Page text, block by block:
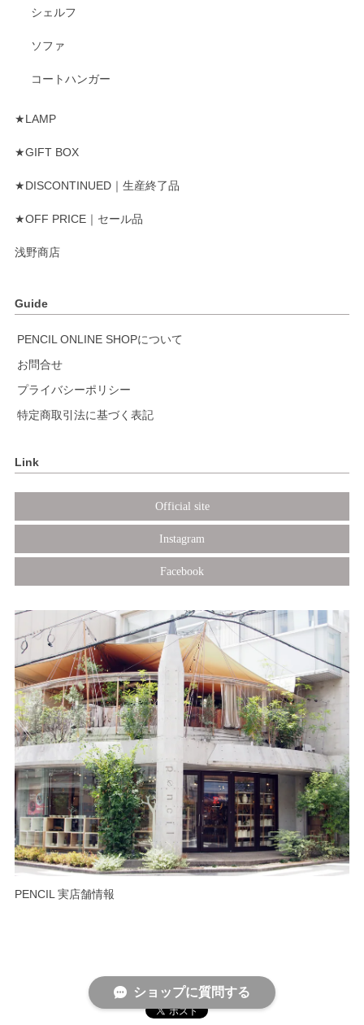
シェルフ
ソファ
コートハンガー
★LAMP
★GIFT BOX
★DISCONTINUED｜生産終了品
★OFF PRICE｜セール品
浅野商店
Guide
PENCIL ONLINE SHOPについて
お問合せ
プライバシーポリシー
特定商取引法に基づく表記
Link
Official site
Instagram
Facebook
PENCIL 実店舗情報
ショップに質問する